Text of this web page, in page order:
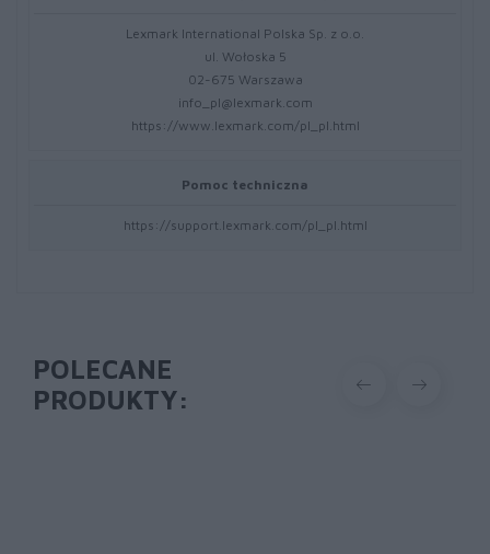
Lexmark International Polska Sp. z o.o.
ul. Wołoska 5
02-675 Warszawa
info_pl@lexmark.com
https://www.lexmark.com/pl_pl.html
Pomoc techniczna
https://support.lexmark.com/pl_pl.html
POLECANE
PRODUKTY: